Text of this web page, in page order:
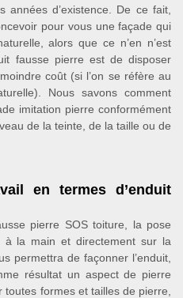
d’existence. De ce fait,
pour vous une façade qui
alors que ce n’en n’est
fausse pierre est de disposer
coût (si l’on se réfère au
Nous savons comment
imitation pierre conformément
de la teinte, de la taille ou de
en termes d’enduit
pierre SOS toiture, la pose
à la main et directement sur la
permettra de façonner l’enduit,
résultat un aspect de pierre
formes et tailles de pierre,